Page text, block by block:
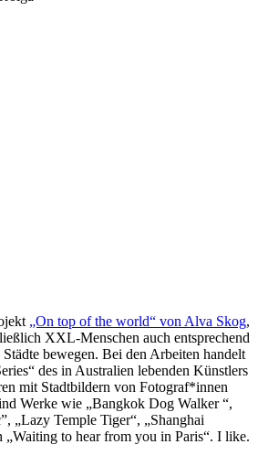
„On top of the world“ von Alva Skog,
XXL-Menschen auch entsprechend
bewegen. Bei den Arbeiten handelt
des in Australien lebenden Künstlers
mit Stadtbildern von Fotograf*innen
Werke wie „Bangkok Dog Walker “,
„Lazy Temple Tiger“, „Shanghai
„Waiting to hear from you in Paris“. I like.